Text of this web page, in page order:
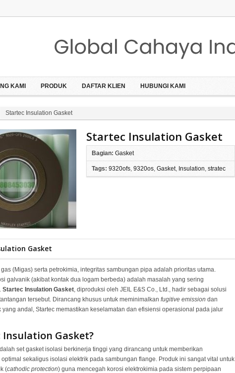
KAMI PRODUK DAFTAR KLIEN HUBUNGI KAMI
Startec Insulation Gasket
Startec Insulation Gasket
Bagian: Gasket
Tags: 9320ofs, 9320os, Gasket, Insulation, stratec
Gasket
(Migas) serta petrokimia, integritas sambungan pipa adalah prioritas utama.
galvanik (akibat kontak dua logam berbeda) adalah masalah yang sering
. Startec Insulation Gasket, diproduksi oleh JEIL E&S Co., Ltd., hadir sebagai solusi
tersebut. Dirancang khusus untuk meminimalkan fugitive emission dan
andal, Startec memastikan keselamatan dan efisiensi operasional pada jalur
Gasket?
set gasket isolasi berkinerja tinggi yang dirancang untuk memberikan
sekaligus isolasi elektrik pada sambungan flange. Produk ini sangat vital untuk
(cathodic protection) guna mencegah korosi elektrokimia pada sistem perpipaan